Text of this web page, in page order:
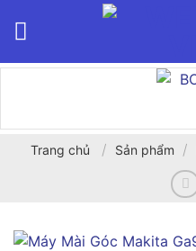
Trang chủ / Sản phẩm /